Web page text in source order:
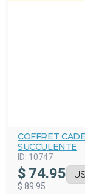
COFFRET
SUCCULENTE
ID: 10747
$ 74.95
$ 89.95